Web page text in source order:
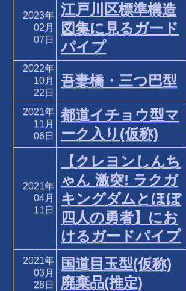
2023年
02月
07日
江戸川区標準構造
図集に見るガード
パイプ
2022年
10月
22日
吾妻橋・三つ巴型
2021年
11月
06日
都道イチョウ型マ
ーク入り(仮称)
2021年
04月
11日
【クレヨンしんち
ゃん 激突! ラクガ
キングダムとほぼ
四人の勇者】にお
けるガードパイプ
2021年
03月
28日
国道目玉型(仮称)
廃棄品(推定)